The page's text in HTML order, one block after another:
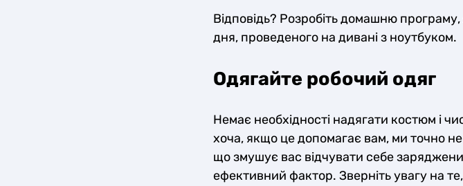
Відповідь? Розробіть домашню
дня, проведеного на дивані з ноутбуком.
Одягайте робочий одяг
Немає необхідності надягати костюм і
хоча, якщо це допомагає вам, ми точно
що змушує вас відчувати себе
ефективний фактор. Зверніть увагу на